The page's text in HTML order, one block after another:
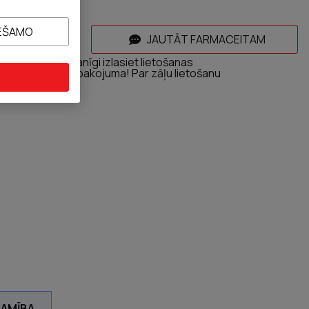
JAUTĀT FARMACEITAM
uzmanīgi izlasiet lietošanas
uz iepakojuma! Par zāļu lietošanu